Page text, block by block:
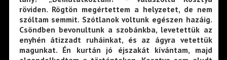
röviden. Rögtön megértettem a helyzetet, de nem
szóltam semmit. Szótlanok voltunk egészen hazáig.
Csöndben bevonultunk a szobánkba, levetettük az
enyhén átizzadt ruháinkat, és az ágyra vetettük
magunkat. Én kurtán jó éjszakát kívántam, majd